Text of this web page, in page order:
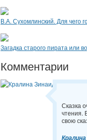
В.А. Сухомлинский. Для чего
Загадка старого пирата или
Комментарии
Сказка
чтения.
свою